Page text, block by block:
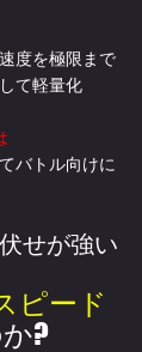
度を極限まで
て軽量化
バトル向けに
せが強い
ピード
?